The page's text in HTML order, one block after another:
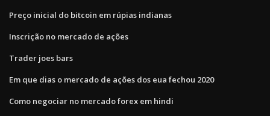
Preço inicial do bitcoin em rúpias indianas
Inscrição no mercado de ações
Trader joes bars
Em que dias o mercado de ações dos eua fechou 2020
Como negociar no mercado forex em hindi